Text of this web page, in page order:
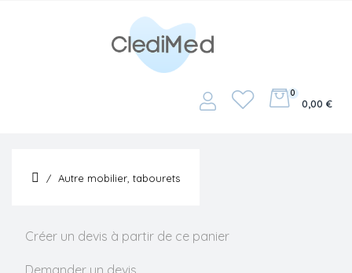
0
0,00 €
Autre mobilier, tabourets
Créer un devis à partir de ce panier
Demander un devis